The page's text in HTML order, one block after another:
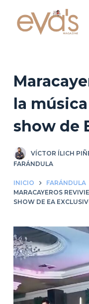
o
e
n
d
la
show de
VÍCTOR ÍLICH
FARÁNDULA
INICIO
FARÁNDULA
MARACAYEROS
SHOW DE EA